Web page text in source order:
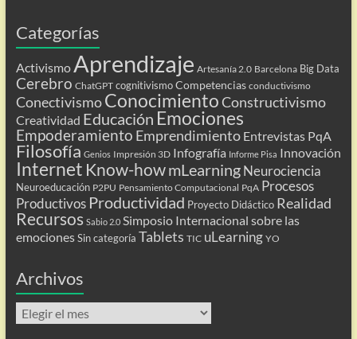
Categorías
Activismo Aprendizaje Artesanía 2.0 Barcelona Big Data
Cerebro ChatGPT cognitivismo Competencias conductivismo
ConectivismoConocimientoConstructivismo
Creatividad Educación Emociones
Empoderamiento Emprendimiento Entrevistas PqA
Filosofía Genios Impresión 3D Infografía Informe Pisa Innovación
Internet Know-howmLearning Neurociencia
Neuroeducación P2PU Pensamiento Computacional PqA Procesos
Productivos Productividad Proyecto Didáctico Realidad
Recursos Sabio 2.0 Simposio Internacional sobre las
emociones Sin categoría Tablets TIC uLearning YO
Archivos
Archivos